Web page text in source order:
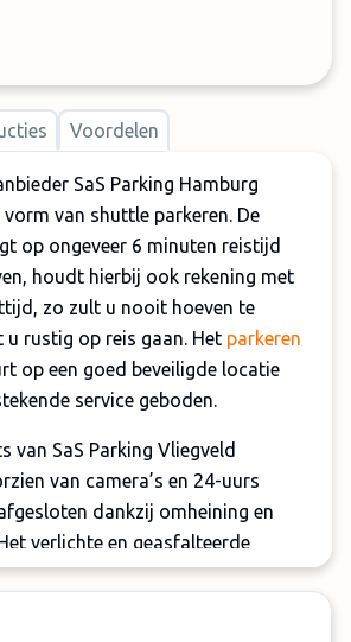
Voordelen
SaS Parking Hamburg
van shuttle parkeren. De
op ongeveer 6 minuten reistijd
houdt hierbij ook rekening met
zo zult u nooit hoeven te
u rustig op reis gaan. Het parkeren
op een goed beveiligde locatie
service geboden.
van SaS Parking Vliegveld
van camera’s en 24-uurs
dankzij omheining en
verlichte en geasfalteerde
maximale inrijhoogte en is
03:00 tot 00:00, dit geldt voor